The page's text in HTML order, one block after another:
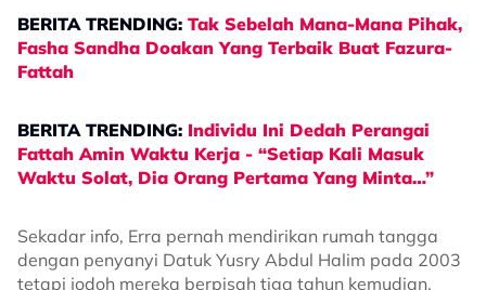
​BERITA TRENDING: Tak Sebelah Mana-Mana Pihak,
Fasha Sandha Doakan Yang Terbaik Buat Fazura-
Fattah
​BERITA TRENDING: Individu Ini Dedah Perangai
Fattah Amin Waktu Kerja - “Setiap Kali Masuk
Waktu Solat, Dia Orang Pertama Yang Minta…”
Sekadar info, Erra pernah mendirikan rumah tangga
dengan penyanyi Datuk Yusry Abdul Halim pada 2003
tetapi jodoh mereka berpisah tiga tahun kemudian.